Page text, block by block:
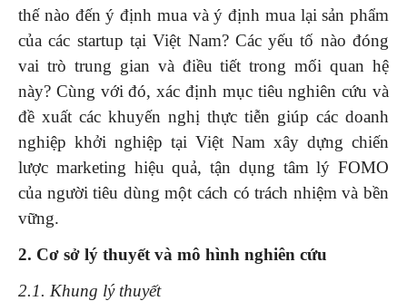
thế nào đến ý định mua và ý định mua lại sản phẩm
của các startup tại Việt Nam? Các yếu tố nào đóng
vai trò trung gian và điều tiết trong mối quan hệ
này? Cùng với đó, xác định mục tiêu nghiên cứu và
đề xuất các khuyến nghị thực tiễn giúp các doanh
nghiệp khởi nghiệp tại Việt Nam xây dựng chiến
lược marketing hiệu quả, tận dụng tâm lý FOMO
của người tiêu dùng một cách có trách nhiệm và bền
vững.
2. Cơ sở lý thuyết và mô hình nghiên cứu
2.1. Khung lý thuyết